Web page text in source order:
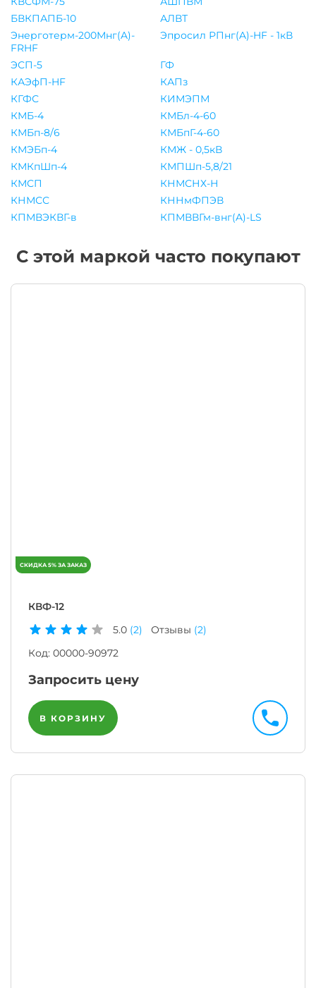
БВКПАПБ-10
АЛВТ
Энерготерм-200Мнг(A)-
FRHF
Эпросил РПнг(A)-HF - 1кВ
ЭСП-5
ГФ
КАЭфП-HF
КАПз
КГФС
КИМЭПМ
КМБ-4
КМБл-4-60
КМБп-8/6
КМБпГ-4-60
КМЭБп-4
КМЖ - 0,5кВ
КМКпШп-4
КМПШп-5,8/21
КМСП
КНМСНХ-Н
КНМСС
КННмФПЭВ
КПМВЭКВГ-в
КПМВВГм-внг(A)-LS
С этой маркой часто покупают
КВФ-12
5.0 (2) Отзывы (2)
Код: 00000-90972
Запросить цену
В КОРЗИНУ